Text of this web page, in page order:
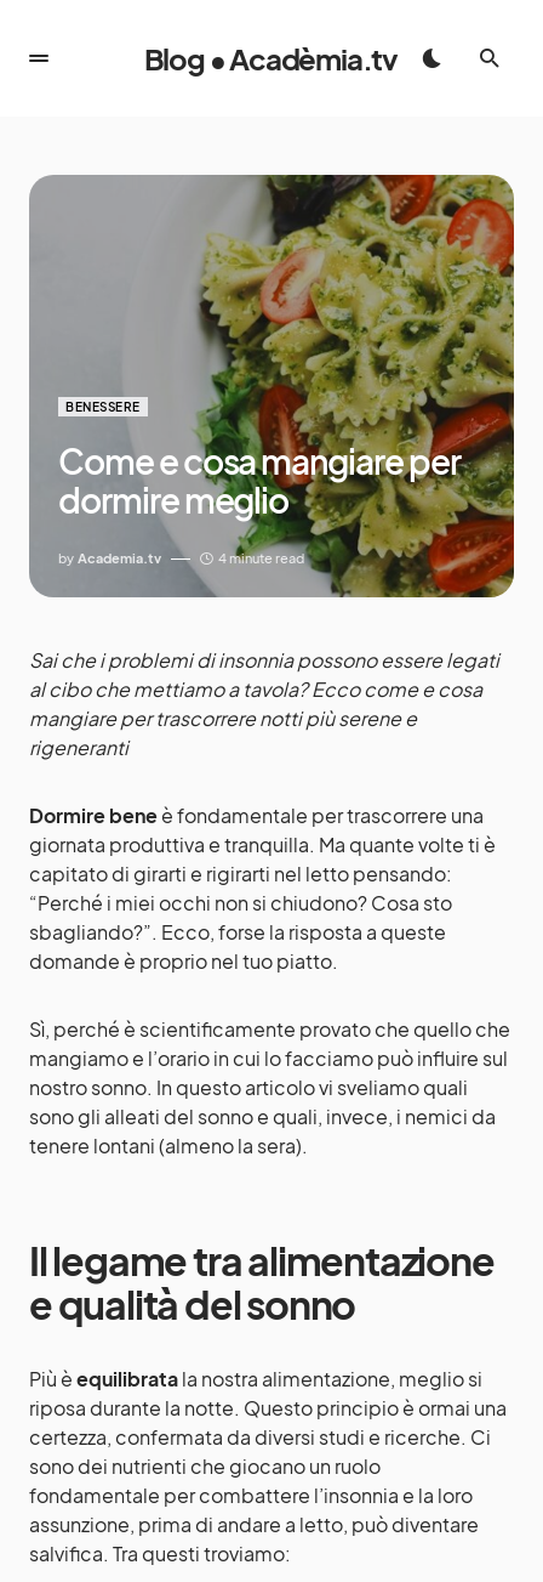
Blog • Acadèmia.tv
BENESSERE
Come e cosa mangiare per
dormire meglio
by Academia.tv 4 minute read
Sai che i problemi di insonnia possono essere legati
al cibo che mettiamo a tavola? Ecco come e cosa
mangiare per trascorrere notti più serene e
rigeneranti
Dormire beneè fondamentale per trascorrere una
giornata produttiva e tranquilla. Ma quante volte ti è
capitato di girarti e rigirarti nel letto pensando:
“Perché i miei occhi non si chiudono? Cosa sto
sbagliando?”. Ecco, forse la risposta a queste
domande è proprio nel tuo piatto.
Sì, perché è scientificamente provato che quello che
mangiamo e l’orario in cui lo facciamo può influire sul
nostro sonno. In questo articolo vi sveliamo quali
sono gli alleati del sonno e quali, invece, i nemici da
tenere lontani (almeno la sera).
Il legame tra alimentazione
e qualità del sonno
Più èequilibratala nostra alimentazione, meglio si
riposa durante la notte. Questo principio è ormai una
certezza, confermata da diversi studi e ricerche. Ci
sono dei nutrienti che giocano un ruolo
fondamentale per combattere l’insonnia e la loro
assunzione, prima di andare a letto, può diventare
salvifica. Tra questi troviamo: